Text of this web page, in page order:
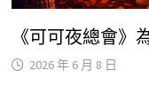
《可可夜總會》
2026 年 6 月 8 日